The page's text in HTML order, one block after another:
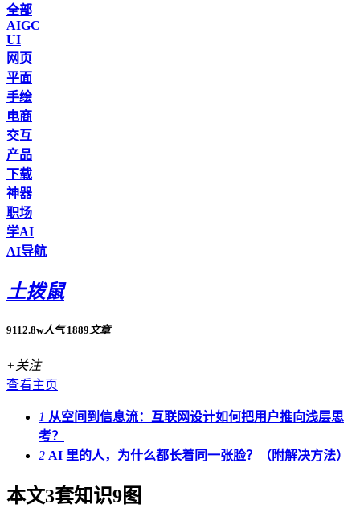
全部
AIGC
UI
网页
平面
手绘
电商
交互
产品
下载
神器
职场
学AI
AI导航
土拨鼠
9112.8w人气 1889文章
+关注
查看主页
1 从空间到信息流：互联网设计如何把用户推向浅层思
考？
2 AI 里的人，为什么都长着同一张脸？（附解决方法）
本文3套知识9图